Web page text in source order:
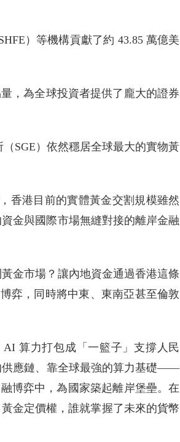
）等機構貢獻了約 43.85 萬億美
，為全球投資者提供了龐大的證券
SGE）依然穩居全球最大的實物黃
香港目前的實體黃金交割規模雖然
金與國際市場無縫對接的離岸金融
金市場？讓內地資金通過香港這條
弈，同時將中東、東南亞甚至倫敦
算力打包成「一籃子」支撐人民
供應鏈、靠全球最強的算力基礎——
博弈中，為國家築起離岸堡壘。在
金定價權，誰就掌握了未來的貨幣